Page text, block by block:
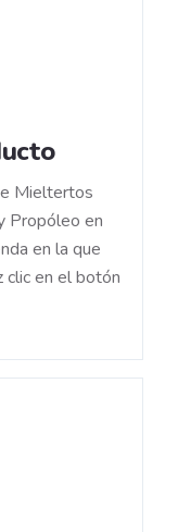
Mieltertos
Propóleo en
en la que
clic en el botón